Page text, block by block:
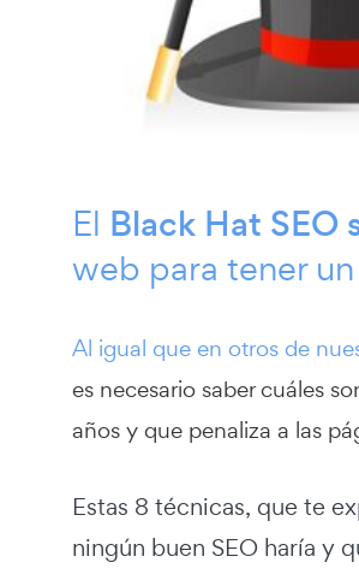
El Black Hat SEO
web para tener
Al igual que en otros de
es necesario saber cuáles
años y que penaliza a las
Estas 8 técnicas, que te
ningún buen SEO haría y